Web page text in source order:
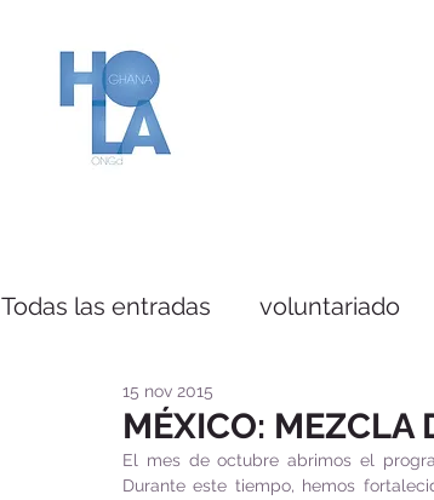
Todas las entradas voluntariado
MÉXICO: MEZCLA
15 nov 2015
El mes de octubre abrimos el
Durante este tiempo, hemos